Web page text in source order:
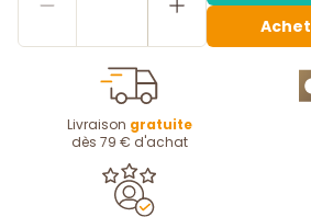
Livraison gratuite
dès 79 € d'achat